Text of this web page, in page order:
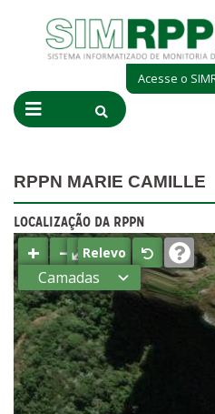
Acesse o
RPPN MARIE CAMILLE
LOCALIZAÇÃO DA RPPN
+ −⤢Relevo
Camadas
Estados
Municípios
Terras
indígenas
(FUNAI)